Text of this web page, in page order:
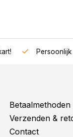
Betaalmethoden
Verzenden &
Contact